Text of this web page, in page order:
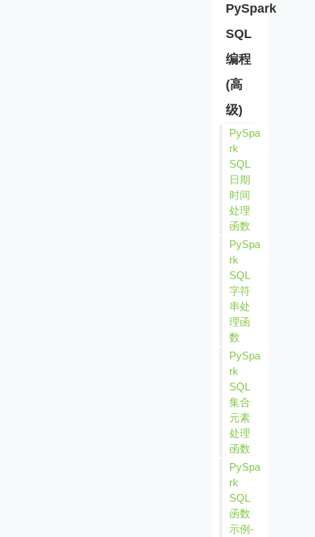
PySpark
SQL
编程
(高
级)
PySpa
rk
SQL
日期
时间
处理
函数
PySpa
rk
SQL
字符
串处
理函
数
PySpa
rk
SQL
集合
元素
处理
函数
PySpa
rk
SQL
函数
示例-